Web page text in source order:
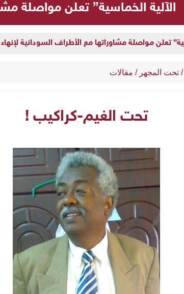
الآلية الخماسية” تعلن مواصلة
تعلن مواصلة مشاوراتها مع الأطراف السودانية لإنهاء
الحكومية الموحدة” لإدارة سجلات موظفي الدولة
/ تحت المجهر / مقالات
تحت الغيم-كراكيب !